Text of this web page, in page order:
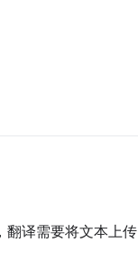
翻译需要将文本上传